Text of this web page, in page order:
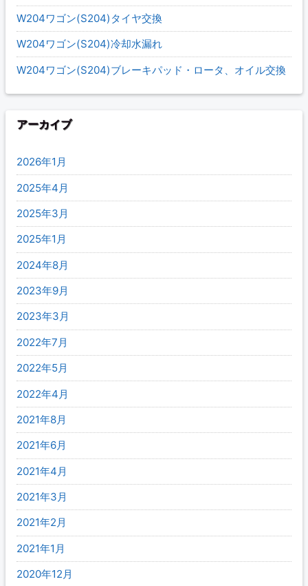
W204ワゴン(S204)タイヤ交換
W204ワゴン(S204)冷却水漏れ
W204ワゴン(S204)ブレーキパッド・ロータ、オイル交換
アーカイブ
2026年1月
2025年4月
2025年3月
2025年1月
2024年8月
2023年9月
2023年3月
2022年7月
2022年5月
2022年4月
2021年8月
2021年6月
2021年4月
2021年3月
2021年2月
2021年1月
2020年12月